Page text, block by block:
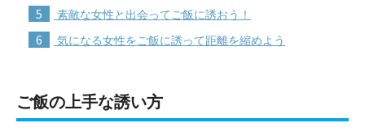
5 素敵な女性と出会ってご飯に誘おう！
6 気になる女性をご飯に誘って距離を縮めよう
ご飯の上手な誘い方